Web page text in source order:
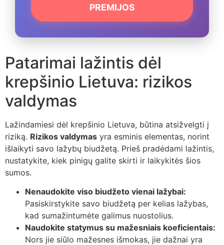
PREMIJOS
Patarimai lažintis dėl
krepšinio Lietuva: rizikos
valdymas
Lažindamiesi dėl krepšinio Lietuva, būtina atsižvelgti į
riziką. Rizikos valdymas yra esminis elementas, norint
išlaikyti savo lažybų biudžetą. Prieš pradėdami lažintis,
nustatykite, kiek pinigų galite skirti ir laikykitės šios
sumos.
Nenaudokite viso biudžeto vienai lažybai:
Pasiskirstykite savo biudžetą per kelias lažybas,
kad sumažintumėte galimus nuostolius.
Naudokite statymus su mažesniais koeficientais:
Nors jie siūlo mažesnes išmokas, jie dažnai yra